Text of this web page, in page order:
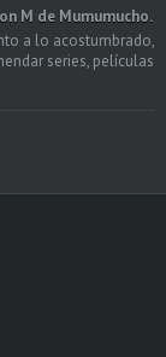
M de Mumumucho.
a lo acostumbrado,
series, películas